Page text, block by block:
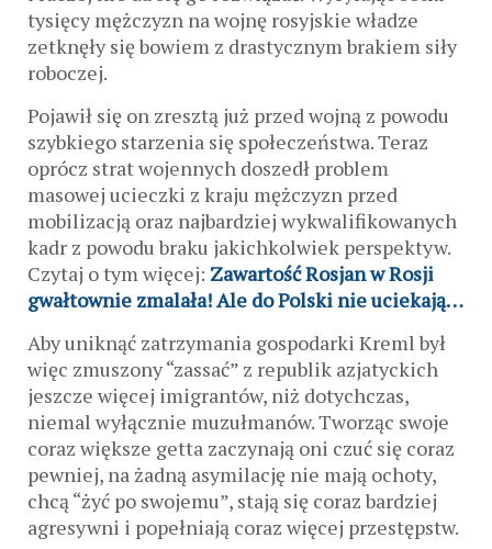
tysięcy mężczyzn na wojnę rosyjskie władze
zetknęły się bowiem z drastycznym brakiem siły
roboczej.
Pojawił się on zresztą już przed wojną z powodu
szybkiego starzenia się społeczeństwa. Teraz
oprócz strat wojennych doszedł problem
masowej ucieczki z kraju mężczyzn przed
mobilizacją oraz najbardziej wykwalifikowanych
kadr z powodu braku jakichkolwiek perspektyw.
Czytaj o tym więcej: Zawartość Rosjan w Rosji
gwałtownie zmalała! Ale do Polski nie uciekają…
Aby uniknąć zatrzymania gospodarki Kreml był
więc zmuszony “zassać” z republik azjatyckich
jeszcze więcej imigrantów, niż dotychczas,
niemal wyłącznie muzułmanów. Tworząc swoje
coraz większe getta zaczynają oni czuć się coraz
pewniej, na żadną asymilację nie mają ochoty,
chcą “żyć po swojemu”, stają się coraz bardziej
agresywni i popełniają coraz więcej przestępstw.